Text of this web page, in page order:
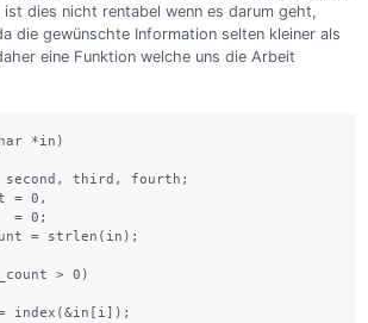
dies nicht rentabel wenn es darum geht,
die gewünschte Information selten kleiner als
eine Funktion welche uns die Arbeit
*in)
third, fourth;
= 0,
= 0;
= strlen(in);
> 0)
index(&in[i]);